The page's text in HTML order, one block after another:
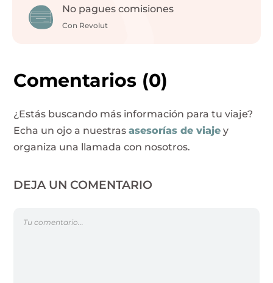
No pagues comisiones
Con Revolut
Comentarios (0)
¿Estás buscando más información para tu viaje?
Echa un ojo a nuestrasasesorías de viaje y
organiza una llamada con nosotros.
DEJA UN COMENTARIO